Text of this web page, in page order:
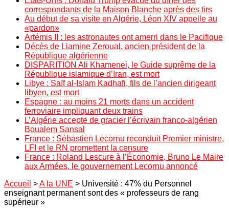
correspondants de la Maison Blanche après des tirs
Au début de sa visite en Algérie, Léon XIV appelle au
«pardon»
Artémis II : les astronautes ont amerri dans le Pacifique
Décès de Liamine Zeroual, ancien président de la
République algérienne
DISPARITION Ali Khamenei, le Guide suprême de la
République islamique d’Iran, est mort
Libye : Saïf al-Islam Kadhafi, fils de l’ancien dirigeant
libyen, est mort
Espagne : au moins 21 morts dans un accident
ferroviaire impliquant deux trains
L’Algérie accepte de gracier l’écrivain franco-algérien
Boualem Sansal
France : Sébastien Lecornu reconduit Premier ministre,
LFI et le RN promettent la censure
France : Roland Lescure à l’Économie, Bruno Le Maire
aux Armées, le gouvernement Lecornu annoncé
Accueil >A la UNE > Université : 47% du Personnel
enseignant permanent sont des « professeurs de rang
supérieur »